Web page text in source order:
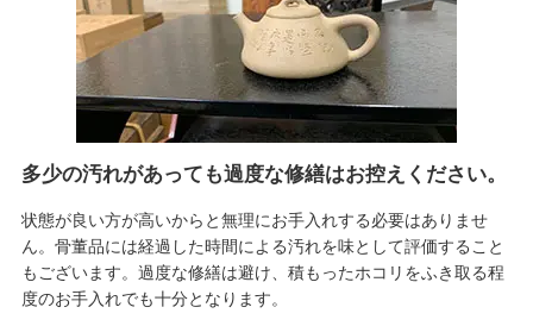
多少の汚れがあっても過度な修繕はお控えください。
状態が良い方が高いからと無理にお手入れする必要はありませ
ん。骨董品には経過した時間による汚れを味として評価すること
もございます。過度な修繕は避け、積もったホコリをふき取る程
度のお手入れでも十分となります。